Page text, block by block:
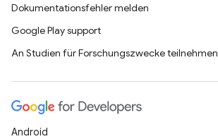
Dokumentationsfehler melden
Google Play support
An Studien für Forschungszwecke teilnehmen
Android